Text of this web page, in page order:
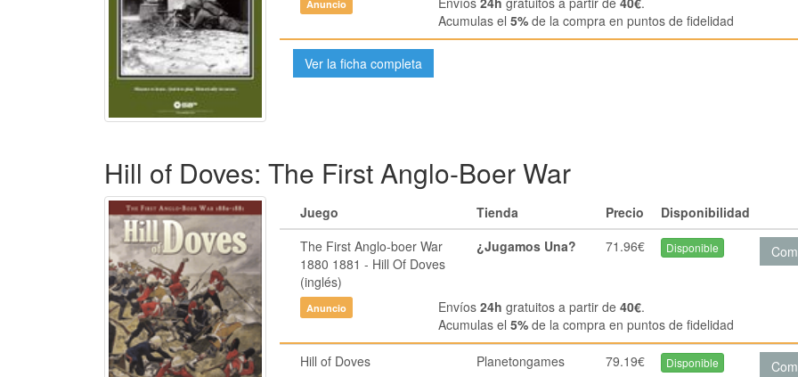
Anuncio
Acumulas el 5%de la compra en puntos de fidelidad
Ver la ficha completa
Hill of Doves: The First Anglo-Boer War
Juego Tienda Precio
Disponibilidad
The First Anglo-boer War
1880 1881 - Hill Of Doves
(inglés)
¿Jugamos Una? 71.96€ Disponible
Anuncio Envíos 24h gratuitos a partir de 40€.
Acumulas el 5%de la compra en puntos de fidelidad
Hill of Doves Planetongames 79.19€ Disponible